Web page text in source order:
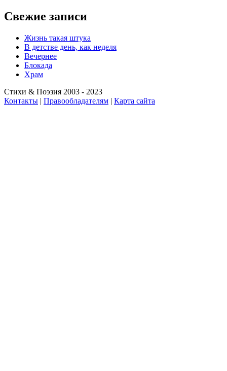
Свежие записи
Жизнь такая штука
В детстве день, как неделя
Вечернее
Блокада
Храм
Стихи & Поэзия 2003 - 2023
Контакты | Правообладателям | Карта сайта